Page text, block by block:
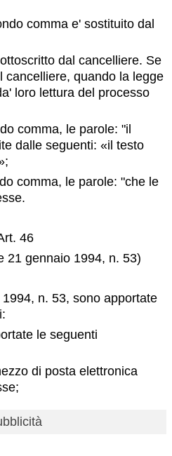
comma e' sostituito dal
dal cancelliere. Se
cancelliere, quando la legge
loro lettura del processo
comma, le parole: "il
dalle seguenti: «il testo
comma, le parole: "che le
46
21 gennaio 1994, n. 53)
n. 53, sono apportate
le seguenti
di posta elettronica